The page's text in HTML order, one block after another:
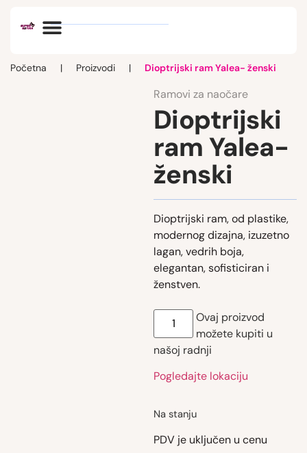
Početna | Proizvodi | Dioptrijski ram Yalea- ženski
Ramovi za naočare
Dioptrijski
ram Yalea-
ženski
Dioptrijski ram, od plastike,
modernog dizajna, izuzetno
lagan, vedrih boja,
elegantan, sofisticiran i
ženstven.
Ovaj proizvod
možete kupiti u
našoj radnji
Pogledajte lokaciju
Na stanju
PDV je uključen u cenu